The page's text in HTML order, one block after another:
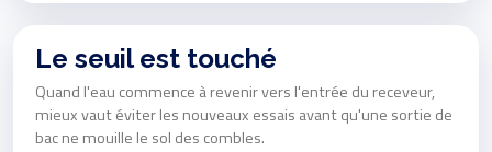
Le seuil est touché
Quand l'eau commence à revenir vers l'entrée du receveur,
mieux vaut éviter les nouveaux essais avant qu'une sortie de
bac ne mouille le sol des combles.